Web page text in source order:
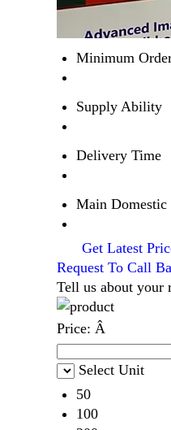
Minimum
Supply Ability
Delivery Time
Main Domestic
Get Latest
Request To Call
Tell us about your
Price: Â
Select Unit
50
100